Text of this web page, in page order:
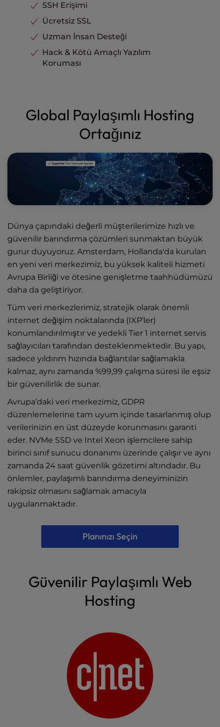
SSH Erişimi
Ücretsiz SSL
Uzman İnsan Desteği
Hack & Kötü Amaçlı Yazılım
Koruması
Global Paylaşımlı Hosting
Ortağınız
Dünya çapındaki değerli müşterilerimize hızlı ve
güvenilir barındırma çözümleri sunmaktan büyük
gurur duyuyoruz. Amsterdam, Hollanda'da kurulan
en yeni veri merkezimiz, bu yüksek kaliteli hizmeti
Avrupa Birliği ve ötesine genişletme taahhüdümüzü
daha da geliştiriyor.
Tüm veri merkezlerimiz, stratejik olarak önemli
internet değişim noktalarında (IXP’ler)
konumlandırılmıştır ve yedekli Tier 1 internet servis
sağlayıcıları tarafından desteklenmektedir. Bu yapı,
sadece yıldırım hızında bağlantılar sağlamakla
kalmaz, aynı zamanda %99,99 çalışma süresi ile eşsiz
bir güvenilirlik de sunar.
Avrupa’daki veri merkezimiz, GDPR
düzenlemelerine tam uyum içinde tasarlanmış olup
verilerinizin en üst düzeyde korunmasını garanti
eder. NVMe SSD ve Intel Xeon işlemcilere sahip
birinci sınıf sunucu donanımı üzerinde çalışır ve aynı
zamanda 24 saat güvenlik gözetimi altındadır. Bu
önlemler, paylaşımlı barındırma deneyiminizin
rakipsiz olmasını sağlamak amacıyla
uygulanmaktadır.
Planınızı Seçin
Güvenilir Paylaşımlı Web
Hosting